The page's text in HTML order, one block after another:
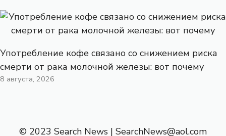
Употребление кофе связано со снижением риска
смерти от рака молочной железы: вот почему
8 августа, 2026
© 2023 Search News | SearchNews@aol.com